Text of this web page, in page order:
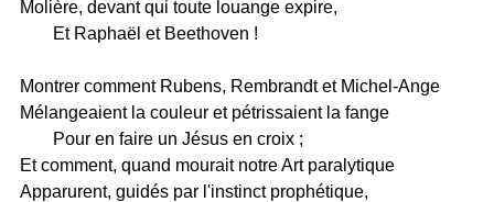
Molière, devant qui toute louange expire,
Et Raphaël et Beethoven !
Montrer comment Rubens, Rembrandt et Michel-Ange
Mélangeaient la couleur et pétrissaient la fange
Pour en faire un Jésus en croix ;
Et comment, quand mourait notre Art paralytique
Apparurent, guidés par l'instinct prophétique,